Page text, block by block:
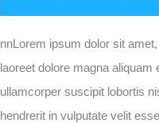
nnLorem ipsum dolor sit
laoreet dolore magna
ullamcorper suscipit lobortis
hendrerit in vulputate velit